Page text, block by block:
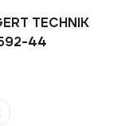
TECHNIK
44